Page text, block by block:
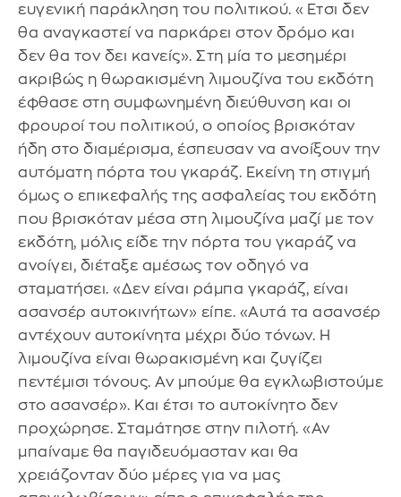
ευγενική παράκληση του πολιτικού. «Ετσι δεν
θα αναγκαστεί να παρκάρει στον δρόμο και
δεν θα τον δει κανείς». Στη μία το μεσημέρι
ακριβώς η θωρακισμένη λιμουζίνα του εκδότη
έφθασε στη συμφωνημένη διεύθυνση και οι
φρουροί του πολιτικού, ο οποίος βρισκόταν
ήδη στο διαμέρισμα, έσπευσαν να ανοίξουν την
αυτόματη πόρτα του γκαράζ. Εκείνη τη στιγμή
όμως ο επικεφαλής της ασφαλείας του εκδότη
που βρισκόταν μέσα στη λιμουζίνα μαζί με τον
εκδότη, μόλις είδε την πόρτα του γκαράζ να
ανοίγει, διέταξε αμέσως τον οδηγό να
σταματήσει. «Δεν είναι ράμπα γκαράζ, είναι
ασανσέρ αυτοκινήτων» είπε. «Αυτά τα ασανσέρ
αντέχουν αυτοκίνητα μέχρι δύο τόνων. Η
λιμουζίνα είναι θωρακισμένη και ζυγίζει
πεντέμισι τόνους. Αν μπούμε θα εγκλωβιστούμε
στο ασανσέρ». Και έτσι το αυτοκίνητο δεν
προχώρησε. Σταμάτησε στην πιλοτή. «Αν
μπαίναμε θα παγιδευόμασταν και θα
χρειάζονταν δύο μέρες για να μας